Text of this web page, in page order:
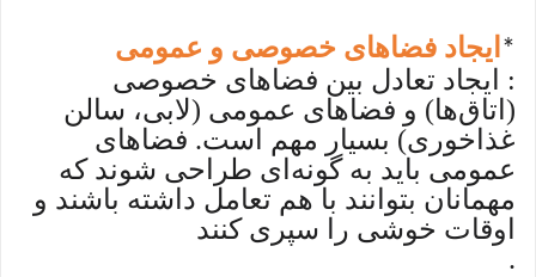
* ایجاد فضاهای خصوصی و عمومی
: ایجاد تعادل بین فضاهای خصوصی
(اتاق‌ها) و فضاهای عمومی (لابی، سالن
غذاخوری) بسیار مهم است. فضاهای
عمومی باید به گونه‌ای طراحی شوند که
مهمانان بتوانند با هم تعامل داشته باشند و
اوقات خوشی را سپری کنند
.